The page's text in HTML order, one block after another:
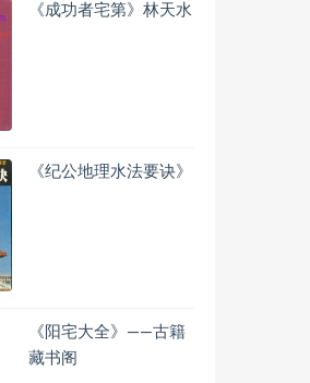
《成功者宅第》林天水
《纪公地理水法要诀》
《阳宅大全》——古籍
藏书阁